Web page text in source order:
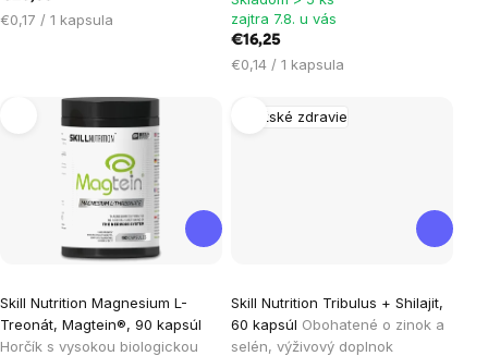
Jednotková
€0,17 / 1 kapsula
zajtra 7.8. u vás
€16,25
Jednotková
€0,14 / 1 kapsula
Skill Nutrition Magnesium L-
Treonát, Magtein®, 90 kapsúl
Horčík s vysokou biologickou
Mužské zdravie
Skill Nutrition Tribulus + Shilajit,
60 kapsúl Obohatené o zinok a
selén, výživový doplnok